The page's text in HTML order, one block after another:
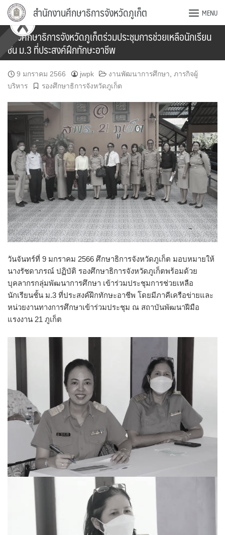
Skip
content
สำนักงานศึกษาธิการจังหวัดภูเก็ต MENU
รองศึกษาธิการจังหวัดภูเก็ตร่วมประชุมการช่วยเหลือนักเรียน
ชั้น ม.3 ที่ประสงค์ฝึกทักษะอาชีพ
9 มกราคม 2566 jwpk งานพัฒนาการศึกษา ภารกิจผู้
บริหาร
รองศึกษาธิการจังหวัดภูเก็ต
วันจันทร์ที่ 9 มกราคม 2566 ศึกษาธิการจังหวัดภูเก็ต มอบหมายให้
นางรัชดาภรณ์ ปฏิบัติ รองศึกษาธิการจังหวัดภูเก็ตพร้อมด้วย
บุคลากรกลุ่มพัฒนาการศึกษา เข้าร่วมประชุมการช่วยเหลือ
นักเรียนชั้น ม.3 ที่ประสงค์ฝึกทักษะอาชีพ โดยมีภาคีเครือข่ายและ
หน่วยงานทางการศึกษาเข้าร่วมประชุม ณ สถาบันพัฒนาฝีมือ
แรงงาน 21 ภูเก็ต